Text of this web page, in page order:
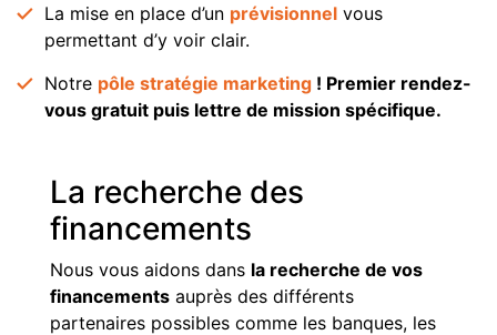
La mise en place d’un prévisionnel vous
permettant d’y voir clair.
Notre pôle stratégie marketing ! Premier rendez-
vous gratuit puis lettre de mission spécifique.
La recherche des
financements
Nous vous aidons dans la recherche de vos
financements auprès des différents
partenaires possibles comme les banques, les